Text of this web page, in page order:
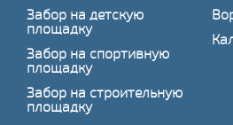
Забор на детскую
площадку
Забор на спортивную
площадку
Забор на строительную
площадку